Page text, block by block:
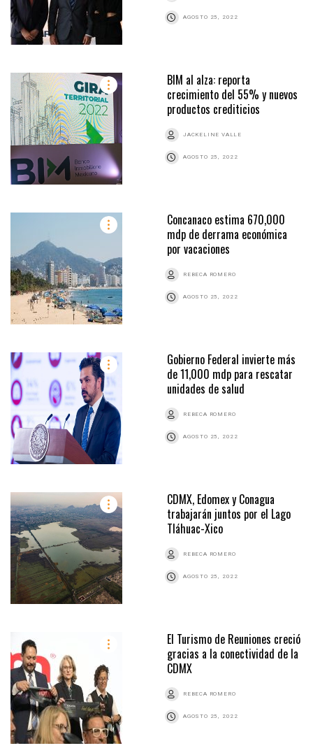
AGOSTO 25, 2022
BIM al alza: reporta
crecimiento del 55% y nuevos
productos crediticios
JACKELINE VALLE
AGOSTO 25, 2022
Concanaco estima 670,000
mdp de derrama económica
por vacaciones
REBECA ROMERO
AGOSTO 25, 2022
Gobierno Federal invierte más
de 11,000 mdp para rescatar
unidades de salud
REBECA ROMERO
AGOSTO 25, 2022
CDMX, Edomex y Conagua
trabajarán juntos por el Lago
Tláhuac-Xico
REBECA ROMERO
AGOSTO 25, 2022
El Turismo de Reuniones creció
gracias a la conectividad de la
CDMX
REBECA ROMERO
AGOSTO 25, 2022